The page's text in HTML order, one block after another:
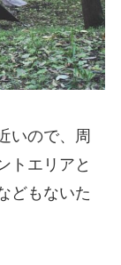
いので、周
トエリアと
どもないた